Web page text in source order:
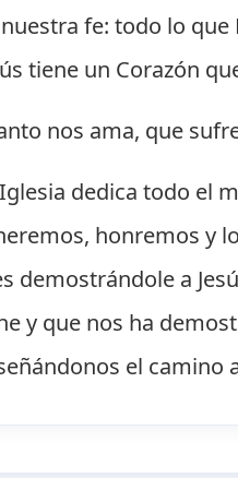
fe: todo lo
tiene un Corazón
nos ama, que
dedica todo el
honremos y
demostrándole a
y que nos ha
el camino